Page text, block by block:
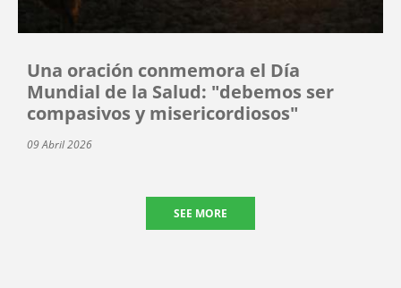
Una oración conmemora el Día
Mundial de la Salud: "debemos ser
compasivos y misericordiosos"
09 Abril 2026
SEE MORE